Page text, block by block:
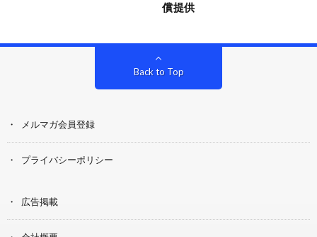
償提供
Back to Top
メルマガ会員登録
プライバシーポリシー
広告掲載